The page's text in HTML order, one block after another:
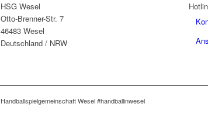
HSG Wesel
Otto-Brenner-Str. 7
46483 Wesel
Deutschland / NRW
Handballspielgemeinschaft Wesel #handballinwesel